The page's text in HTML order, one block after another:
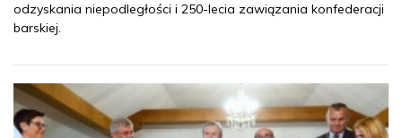
odzyskania niepodległości i 250-lecia zawiązania konfederacji
barskiej.